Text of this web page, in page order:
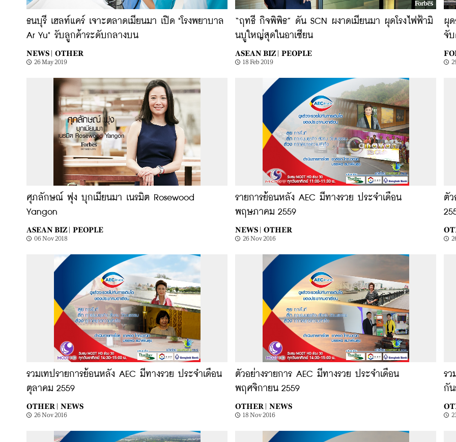
ธนบุรี เฮลท์แคร์ เจาะตลาดเมียนมา เปิด "โรงพยาบาล
Ar Yu" รับลูกค้าระดับกลางบน
NEWS | OTHER
26 May 2019
“ฤทธี กิจพิพิธ” ดัน SCN ผงาดเมียนมา ผุดโรงไฟฟ้ามิ
นบูใหญ่สุดในอาเซียน
ASEAN BIZ | PEOPLE
18 Feb 2019
ผุ
จับ
ศุภลักษณ์ ฟุง บุกเมียนมา เนรมิต Rosewood
Yangon
ASEAN BIZ | PEOPLE
06 Nov 2018
รายการย้อนหลัง AEC มีทางรวย ประจำเดือน
พฤษภาคม 2559
NEWS | OTHER
26 Nov 2016
ตัว
รวมเทปรายการย้อนหลัง AEC มีทางรวย ประจำเดือน
ตุลาคม 2559
OTHER | NEWS
26 Nov 2016
ตัวอย่างรายการ AEC มีทางรวย ประจำเดือน
พฤศจิกายน 2559
OTHER | NEWS
18 Nov 2016
รว
กัน